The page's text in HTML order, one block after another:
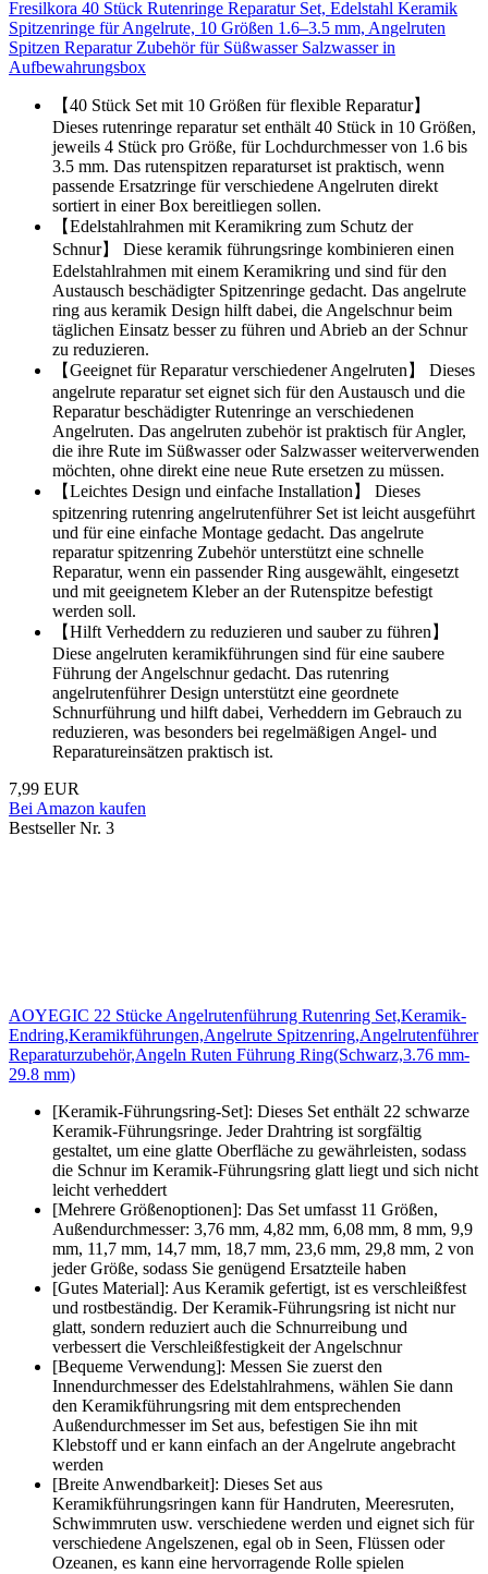
Fresilkora 40 Stück Rutenringe Reparatur Set, Edelstahl Keramik
Spitzenringe für Angelrute, 10 Größen 1.6–3.5 mm, Angelruten
Spitzen Reparatur Zubehör für Süßwasser Salzwasser in
Aufbewahrungsbox
【40 Stück Set mit 10 Größen für flexible Reparatur】
Dieses rutenringe reparatur set enthält 40 Stück in 10 Größen,
jeweils 4 Stück pro Größe, für Lochdurchmesser von 1.6 bis
3.5 mm. Das rutenspitzen reparaturset ist praktisch, wenn
passende Ersatzringe für verschiedene Angelruten direkt
sortiert in einer Box bereitliegen sollen.
【Edelstahlrahmen mit Keramikring zum Schutz der
Schnur】 Diese keramik führungsringe kombinieren einen
Edelstahlrahmen mit einem Keramikring und sind für den
Austausch beschädigter Spitzenringe gedacht. Das angelrute
ring aus keramik Design hilft dabei, die Angelschnur beim
täglichen Einsatz besser zu führen und Abrieb an der Schnur
zu reduzieren.
【Geeignet für Reparatur verschiedener Angelruten】 Dieses
angelrute reparatur set eignet sich für den Austausch und die
Reparatur beschädigter Rutenringe an verschiedenen
Angelruten. Das angelruten zubehör ist praktisch für Angler,
die ihre Rute im Süßwasser oder Salzwasser weiterverwenden
möchten, ohne direkt eine neue Rute ersetzen zu müssen.
【Leichtes Design und einfache Installation】 Dieses
spitzenring rutenring angelrutenführer Set ist leicht ausgeführt
und für eine einfache Montage gedacht. Das angelrute
reparatur spitzenring Zubehör unterstützt eine schnelle
Reparatur, wenn ein passender Ring ausgewählt, eingesetzt
und mit geeignetem Kleber an der Rutenspitze befestigt
werden soll.
【Hilft Verheddern zu reduzieren und sauber zu führen】
Diese angelruten keramikführungen sind für eine saubere
Führung der Angelschnur gedacht. Das rutenring
angelrutenführer Design unterstützt eine geordnete
Schnurführung und hilft dabei, Verheddern im Gebrauch zu
reduzieren, was besonders bei regelmäßigen Angel- und
Reparatureinsätzen praktisch ist.
7,99 EUR
Bei Amazon kaufen
Bestseller Nr. 3
AOYEGIC 22 Stücke Angelrutenführung Rutenring Set,Keramik-
Endring,Keramikführungen,Angelrute Spitzenring,Angelrutenführer
Reparaturzubehör,Angeln Ruten Führung Ring(Schwarz,3.76 mm-
29.8 mm)
[Keramik-Führungsring-Set]: Dieses Set enthält 22 schwarze
Keramik-Führungsringe. Jeder Drahtring ist sorgfältig
gestaltet, um eine glatte Oberfläche zu gewährleisten, sodass
die Schnur im Keramik-Führungsring glatt liegt und sich nicht
leicht verheddert
[Mehrere Größenoptionen]: Das Set umfasst 11 Größen,
Außendurchmesser: 3,76 mm, 4,82 mm, 6,08 mm, 8 mm, 9,9
mm, 11,7 mm, 14,7 mm, 18,7 mm, 23,6 mm, 29,8 mm, 2 von
jeder Größe, sodass Sie genügend Ersatzteile haben
[Gutes Material]: Aus Keramik gefertigt, ist es verschleißfest
und rostbeständig. Der Keramik-Führungsring ist nicht nur
glatt, sondern reduziert auch die Schnurreibung und
verbessert die Verschleißfestigkeit der Angelschnur
[Bequeme Verwendung]: Messen Sie zuerst den
Innendurchmesser des Edelstahlrahmens, wählen Sie dann
den Keramikführungsring mit dem entsprechenden
Außendurchmesser im Set aus, befestigen Sie ihn mit
Klebstoff und er kann einfach an der Angelrute angebracht
werden
[Breite Anwendbarkeit]: Dieses Set aus
Keramikführungsringen kann für Handruten, Meeresruten,
Schwimmruten usw. verschiedene werden und eignet sich für
verschiedene Angelszenen, egal ob in Seen, Flüssen oder
Ozeanen, es kann eine hervorragende Rolle spielen